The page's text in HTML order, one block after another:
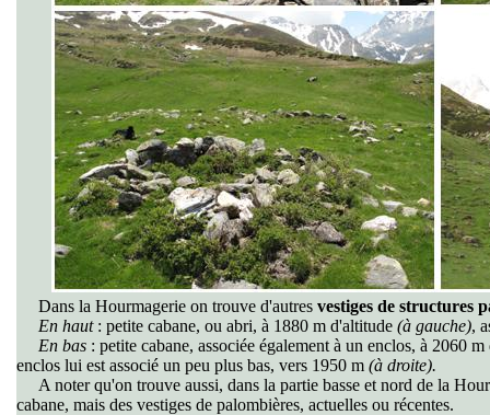
Dans la Hourmagerie on trouve d'autres vestiges de structures
En haut : petite cabane, ou abri, à 1880 m d'altitude (à gauche),
En bas : petite cabane, associée également à un enclos, à 2060
enclos lui est associé un peu plus bas, vers 1950 m (à droite).
A noter qu'on trouve aussi, dans la partie basse et nord de la
cabane, mais des vestiges de palombières, actuelles ou récentes.